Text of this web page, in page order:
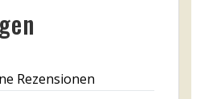
Rezensionen